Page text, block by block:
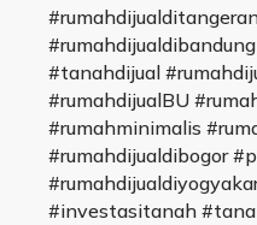
#tanahdijual
#rumahdijualBU
#rumahminimalis
#rumahdijualdibogor
#investasitanah